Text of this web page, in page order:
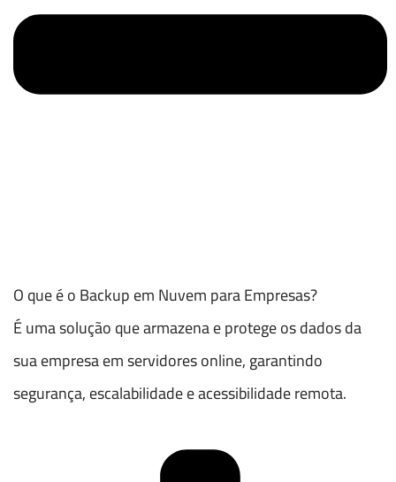
O que é o Backup em Nuvem para Empresas?
É uma solução que armazena e protege os dados da
sua empresa em servidores online, garantindo
segurança, escalabilidade e acessibilidade remota.